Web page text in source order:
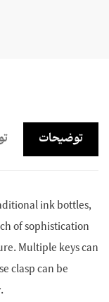
توضیحات
ink bottles,
of sophistication
Multiple keys can
clasp can be